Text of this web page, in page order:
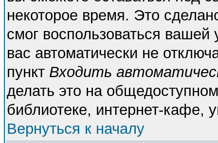
некоторое время. Это
смог воспользоваться
вас автоматически не
пункт Входить
делать это на
библиотеке, интернет-кафе,
Вернуться к началу